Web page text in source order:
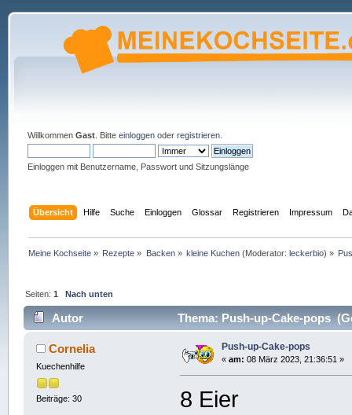
Willkommen Gast. Bitte einloggenoder registrieren.
Einloggen mit Benutzername, Passwort und Sitzungslänge
Übersicht Hilfe Suche Einloggen Glossar Registrieren Impressum
Meine Kochseite » Rezepte » Backen» kleine Kuchen (Moderator:leckerbio) »
Seiten:1 Nach unten
Autor Thema: Push-up-Cake-pops
Cornelia
Kuechenhilfe
Beiträge: 30
Push-up-Cake-pops
« am: 08 März 2023, 21:36:51 »
8 Eier